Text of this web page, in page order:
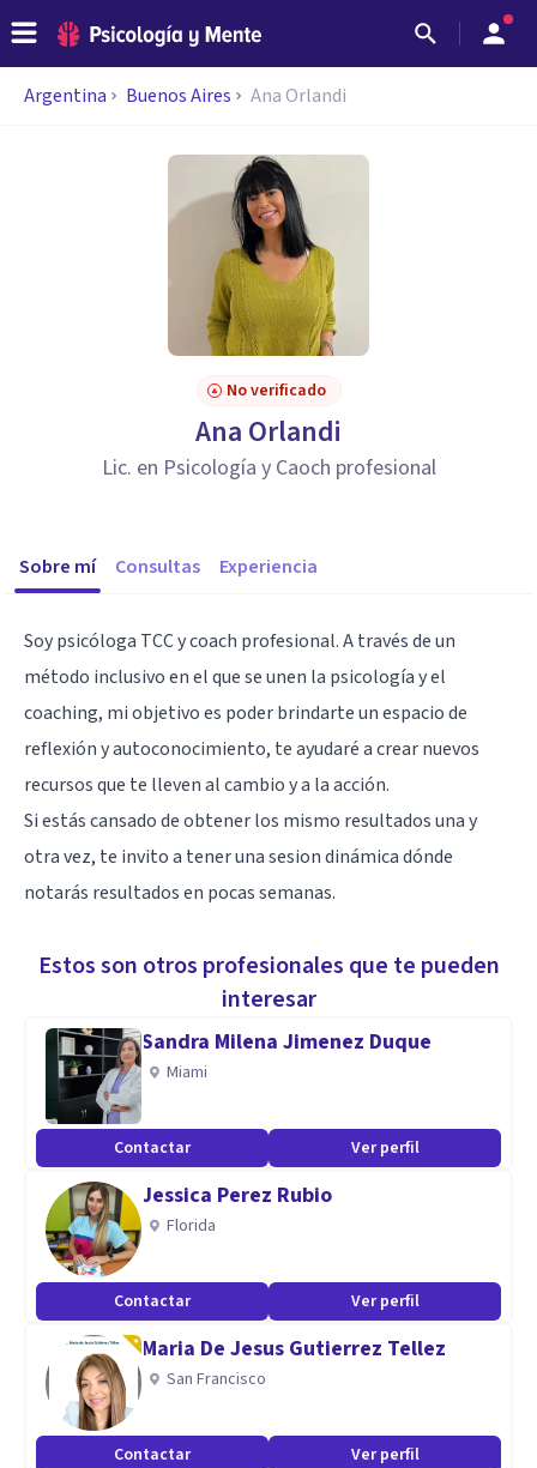
Argentina Buenos Aires Ana Orlandi
No verificado
Ana Orlandi
Lic. en Psicología y Caoch profesional
Sobre mí Consultas Experiencia
Soy psicóloga TCC y coach profesional. A través de un
método inclusivo en el que se unen la psicología y el
coaching, mi objetivo es poder brindarte un espacio de
reflexión y autoconocimiento, te ayudaré a crear nuevos
recursos que te lleven al cambio y a la acción.
Si estás cansado de obtener los mismo resultados una y
otra vez, te invito a tener una sesion dinámica dónde
notarás resultados en pocas semanas.
Estos son otros profesionales que te pueden
interesar
Sandra Milena Jimenez Duque
Miami
Contactar Ver perfil
Jessica Perez Rubio
Florida
Contactar Ver perfil
Maria De Jesus Gutierrez Tellez
San Francisco
Contactar Ver perfil